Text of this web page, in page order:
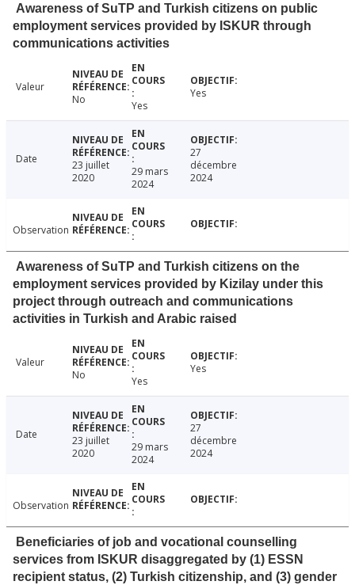
Awareness of SuTP and Turkish citizens on public
employment services provided by ISKUR through
communications activities
Valeur
No
Yes
Yes
Date
23 juillet
2020
29 mars
2024
27
décembre
2024
Observation
Awareness of SuTP and Turkish citizens on the
employment services provided by Kizilay under this
project through outreach and communications
activities in Turkish and Arabic raised
Valeur
No
Yes
Yes
Date
23 juillet
2020
29 mars
2024
27
décembre
2024
Observation
Beneficiaries of job and vocational counselling
services from ISKUR disaggregated by (1) ESSN
recipient status, (2) Turkish citizenship, and (3) gender